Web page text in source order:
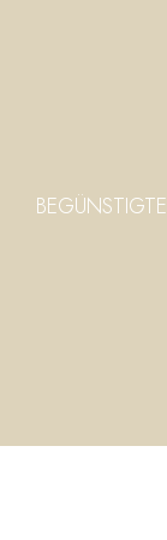
BEGÜNSTIGTE